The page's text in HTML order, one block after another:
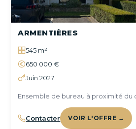
ARMENTIÈRES
545 m²
650 000 €
Juin 2027
Ensemble de bureau à proximité du
Contacter VOIR L'OFFRE →